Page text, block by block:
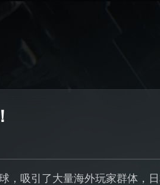
，吸引了大量海外玩家群体，日